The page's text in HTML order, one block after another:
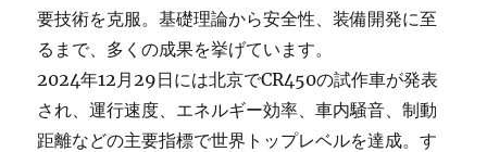
要技術を克服。基礎理論から安全性、装備開発に至
るまで、多くの成果を挙げています。
2024年12月29日には北京でCR450の試作車が発表
され、運行速度、エネルギー効率、車内騒音、制動
距離などの主要指標で世界トップレベルを達成。す